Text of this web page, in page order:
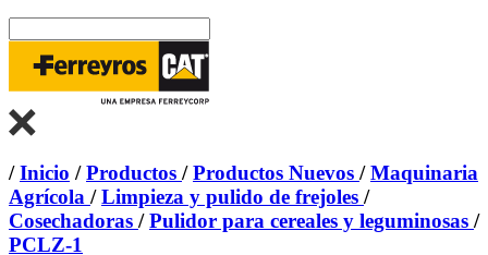
/Inicio /Productos /Productos Nuevos /Maquinaria
Agrícola /Limpieza y pulido de frejoles /
Cosechadoras /Pulidor para cereales y leguminosas /
PCLZ-1